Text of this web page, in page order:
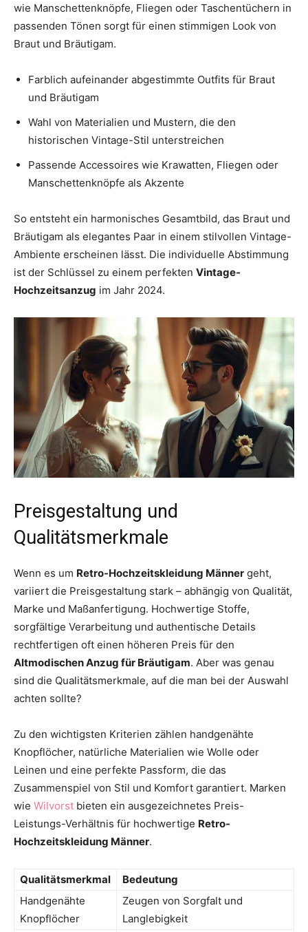
wie Manschettenknöpfe, Fliegen oder Taschentüchern in
passenden Tönen sorgt für einen stimmigen Look von
Braut und Bräutigam.
Farblich aufeinander abgestimmte Outfits für Braut
und Bräutigam
Wahl von Materialien und Mustern, die den
historischen Vintage-Stil unterstreichen
Passende Accessoires wie Krawatten, Fliegen oder
Manschettenknöpfe als Akzente
So entsteht ein harmonisches Gesamtbild, das Braut und
Bräutigam als elegantes Paar in einem stilvollen Vintage-
Ambiente erscheinen lässt. Die individuelle Abstimmung
ist der Schlüssel zu einem perfekten Vintage-
Hochzeitsanzug im Jahr 2024.
Preisgestaltung und
Qualitätsmerkmale
Wenn es um Retro-Hochzeitskleidung Männer geht,
variiert die Preisgestaltung stark – abhängig von Qualität,
Marke und Maßanfertigung. Hochwertige Stoffe,
sorgfältige Verarbeitung und authentische Details
rechtfertigen oft einen höheren Preis für den
Altmodischen Anzug für Bräutigam. Aber was genau
sind die Qualitätsmerkmale, auf die man bei der Auswahl
achten sollte?
Zu den wichtigsten Kriterien zählen handgenähte
Knopflöcher, natürliche Materialien wie Wolle oder
Leinen und eine perfekte Passform, die das
Zusammenspiel von Stil und Komfort garantiert. Marken
wie Wilvorst bieten ein ausgezeichnetes Preis-
Leistungs-Verhältnis für hochwertige Retro-
Hochzeitskleidung Männer.
Qualitätsmerkmal
Bedeutung
Handgenähte
Knopflöcher
Zeugen von Sorgfalt und
Langlebigkeit